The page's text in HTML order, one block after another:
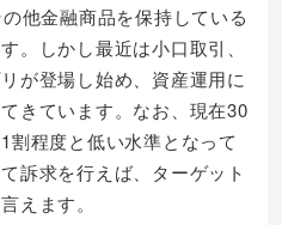
他金融商品を保持している
。しかし最近は小口取引、
が登場し始め、資産運用に
きています。なお、現在30
割程度と低い水準となって
訴求を行えば、ターゲット
えます。